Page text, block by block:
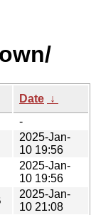
Date ↓
-
2025-Jan-
10 19:56
2025-Jan-
10 19:56
2025-Jan-
10 21:08